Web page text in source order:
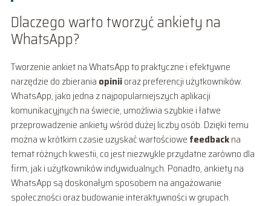
Dlaczego warto tworzyć ankiety na
WhatsApp?
Tworzenie ankiet na WhatsApp to praktyczne i efektywne
narzędzie do zbierania opiniioraz preferencji użytkowników.
WhatsApp, jako jedna z najpopularniejszych aplikacji
komunikacyjnych na świecie, umożliwia szybkie i łatwe
przeprowadzenie ankiety wśród dużej liczby osób. Dzięki temu
można w krótkim czasie uzyskać wartościowe feedbackna
temat różnych kwestii, co jest niezwykle przydatne zarówno dla
firm, jak i użytkowników indywidualnych. Ponadto, ankiety na
WhatsApp są doskonałym sposobem na angażowanie
społeczności oraz budowanie interaktywności w grupach.